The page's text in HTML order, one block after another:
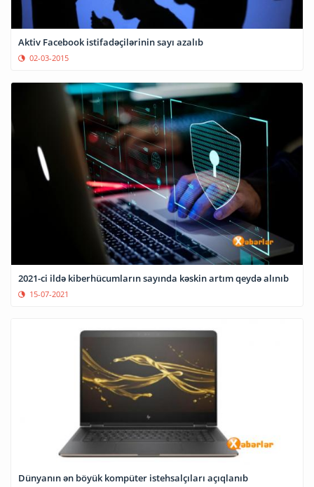
Aktiv Facebook istifadəçilərinin sayı azalıb
02-03-2015
2021-ci ildə kiberhücumların sayında kəskin artım qeydə alınıb
15-07-2021
Dünyanın ən böyük kompüter istehsalçıları açıqlanıb